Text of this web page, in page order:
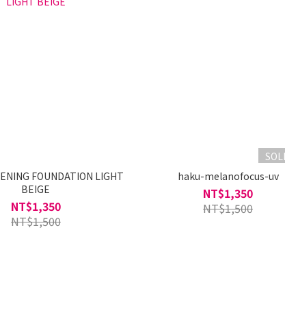
FOUNDATION LIGHT
BEIGE
NT$1,350
NT$1,500
haku-melanofocus-uv
NT$1,350
NT$1,500